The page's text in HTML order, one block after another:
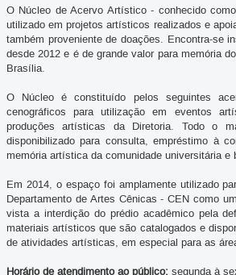
O Núcleo de Acervo Artístico - conhecido
utilizado em projetos artísticos realizados e
também proveniente de doações. Encontra-se
desde 2012 e é de grande valor para memória
Brasília.
O Núcleo é constituído pelos seguintes
cenográficos para utilização em eventos
produções artísticas da Diretoria. Todo o
disponibilizado para consulta, empréstimo à
memória artística da comunidade universitária e
Em 2014, o espaço foi amplamente utilizado
Departamento de Artes Cênicas - CEN como
vista a interdição do prédio acadêmico pela
materiais artísticos que são catalogados e
de atividades artísticas, em especial para as
Horário de atendimento ao público: segunda à